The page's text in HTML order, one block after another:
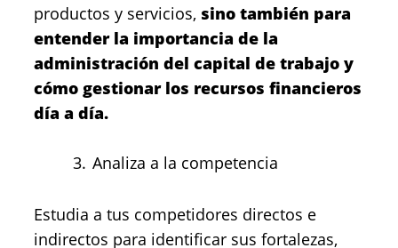
productos y servicios, sino también para
entender la importancia de la
administración del capital de trabajo y
cómo gestionar los recursos financieros
día a día.
Analiza a la competencia
Estudia a tus competidores directos e
indirectos para identificar sus fortalezas,